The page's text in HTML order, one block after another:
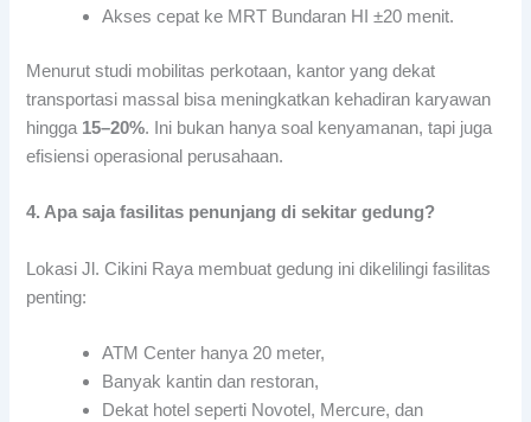
Akses cepat ke MRT Bundaran HI ±20 menit.
Menurut studi mobilitas perkotaan, kantor yang dekat
transportasi massal bisa meningkatkan kehadiran karyawan
hingga 15–20%. Ini bukan hanya soal kenyamanan, tapi juga
efisiensi operasional perusahaan.
4. Apa saja fasilitas penunjang di sekitar gedung?
Lokasi Jl. Cikini Raya membuat gedung ini dikelilingi fasilitas
penting:
ATM Center hanya 20 meter,
Banyak kantin dan restoran,
Dekat hotel seperti Novotel, Mercure, dan